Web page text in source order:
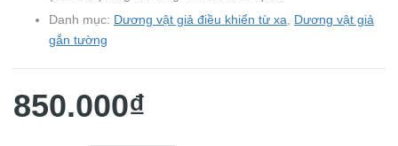
Danh mục: Dương vật giả điều khiển từ xa
Dương vật giả
gắn tường
850.000₫